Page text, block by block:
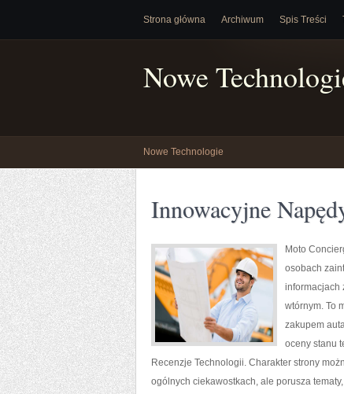
Strona główna Archiwum Spis Treści
Nowe
Nowe Technologie
Innowacyjne
Moto
osobach
informacjach
wtórnym. To
zakupem
oceny stanu
Recenzje Technologii. Charakter strony
ogólnych ciekawostkach, ale porusza